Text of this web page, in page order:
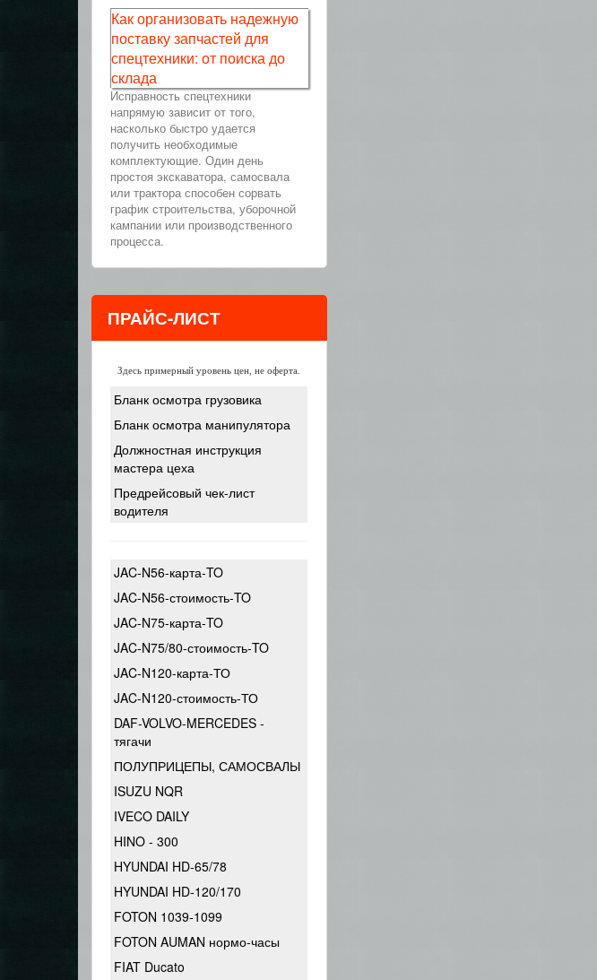
Как организовать надежную
поставку запчастей для
спецтехники: от поиска до
склада
Исправность спецтехники
напрямую зависит от того,
насколько быстро удается
получить необходимые
комплектующие. Один день
простоя экскаватора, самосвала
или трактора способен сорвать
график строительства, уборочной
кампании или производственного
процесса.
ПРАЙС-ЛИСТ
Здесь примерный уровень цен, не оферта.
Бланк осмотра грузовика
Бланк осмотра манипулятора
Должностная инструкция
мастера цеха
Предрейсовый чек-лист
водителя
JAC-N56-карта-TO
JAC-N56-стоимость-TO
JAC-N75-карта-TO
JAC-N75/80-стоимость-TO
JAC-N120-карта-ТО
JAC-N120-стоимость-ТО
DAF-VOLVO-MERCEDES -
тягачи
ПОЛУПРИЦЕПЫ, САМОСВАЛЫ
ISUZU NQR
IVECO DAILY
HINO - 300
HYUNDAI HD-65/78
HYUNDAI HD-120/170
FOTON 1039-1099
FOTON AUMAN нормо-часы
FIAT Ducato